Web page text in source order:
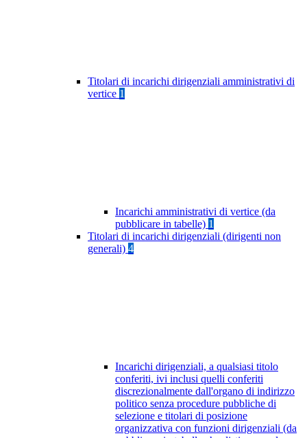
Titolari di incarichi dirigenziali amministrativi di
vertice 1
Incarichi amministrativi di vertice (da
pubblicare in tabelle) 1
Titolari di incarichi dirigenziali (dirigenti non
generali) 4
Incarichi dirigenziali, a qualsiasi titolo
conferiti, ivi inclusi quelli conferiti
discrezionalmente dall'organo di indirizzo
politico senza procedure pubbliche di
selezione e titolari di posizione
organizzativa con funzioni dirigenziali (da